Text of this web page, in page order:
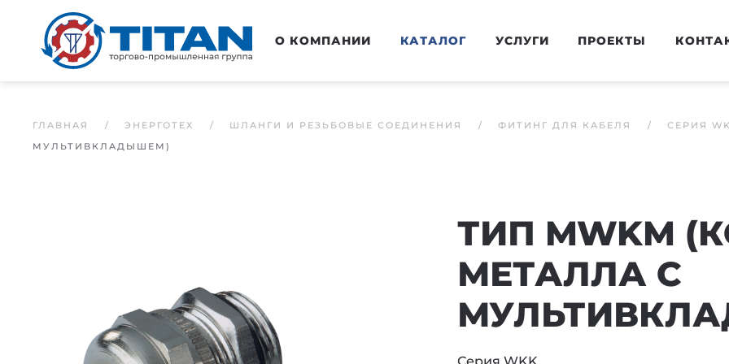
Перейти к основному содержанию О КОМПАНИИ КАТАЛОГ УСЛУГИ ПРОЕКТЫ
ГЛАВНАЯ ЭНЕРГОТЕХ ШЛАНГИ И РЕЗЬБОВЫЕ СОЕДИНЕНИЯ ФИТИНГ ДЛЯ КАБЕЛЯ СЕРИЯ
МУЛЬТИВКЛАДЫШЕМ)
ТИП MWKM
МЕТАЛЛА С